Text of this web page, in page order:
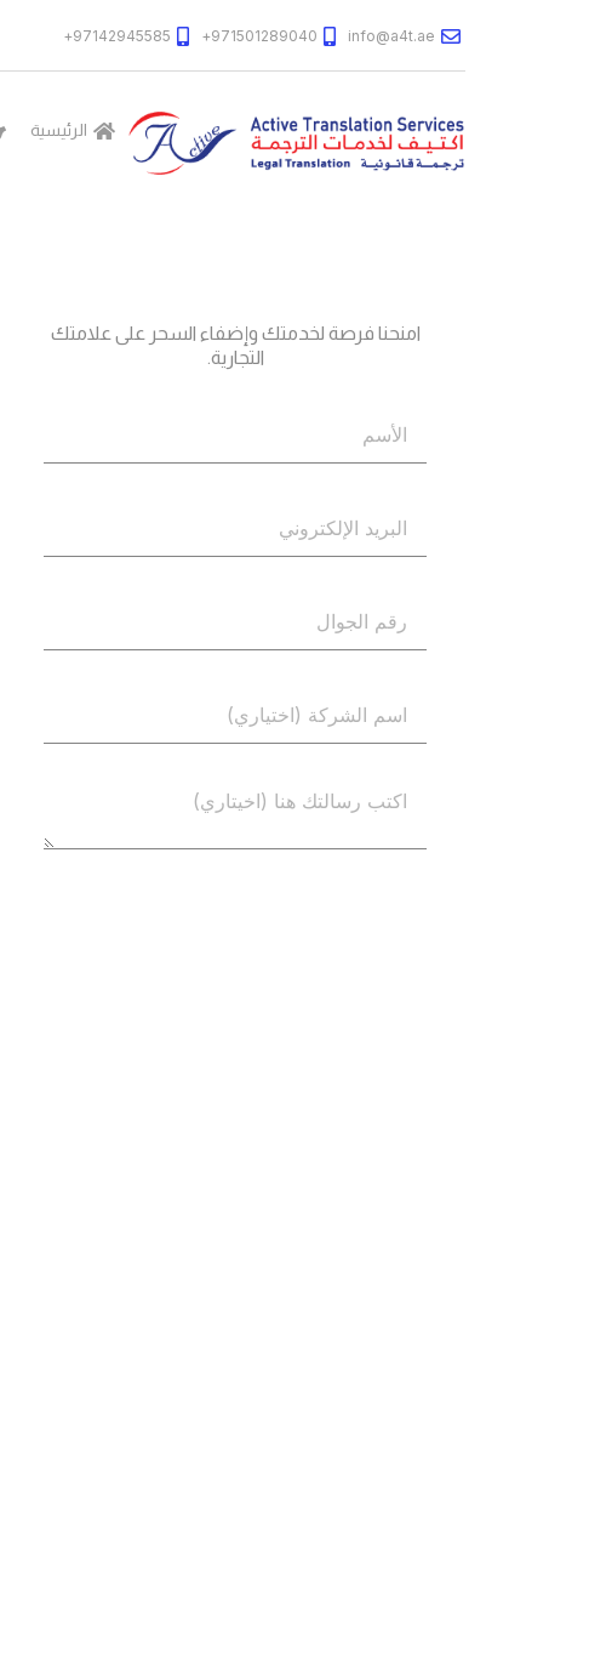
info@a4t.ae
971501289040+
97142945585+
الرئيسية
امنحنا فرصة لخدمتك وإضفاء السحر على علامتك
التجارية.